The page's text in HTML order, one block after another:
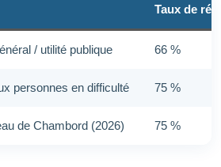
Taux de
/ utilité publique 66 %
personnes en difficulté 75 %
de Chambord (2026) 75 %